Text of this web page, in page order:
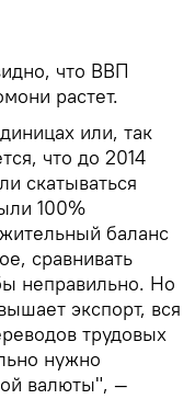
что ВВП
растет.
или, так
что до 2014
скатываться
100%
баланс
сравнивать
неправильно. Но
экспорт, вся
трудовых
нужно
валюты", —